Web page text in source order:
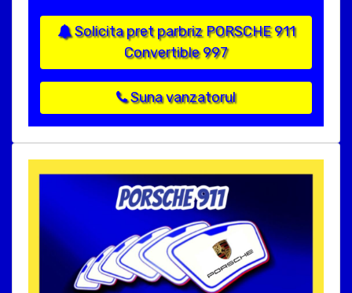
Solicita pret parbriz PORSCHE 911
Convertible 997
Suna vanzatorul